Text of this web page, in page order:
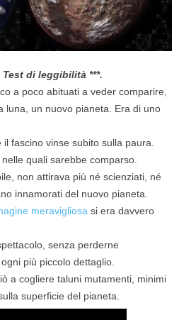
di leggibilità ***.
a poco abituati a veder comparire,
luna, un nuovo pianeta. Era di uno
fascino vinse subito sulla paura.
quali sarebbe comparso.
non attirava più né scienziati, né
innamorati del nuovo pianeta.
meravigliosa si era davvero
senza perderne
più piccolo dettaglio.
a cogliere taluni mutamenti, minimi
superficie del pianeta.